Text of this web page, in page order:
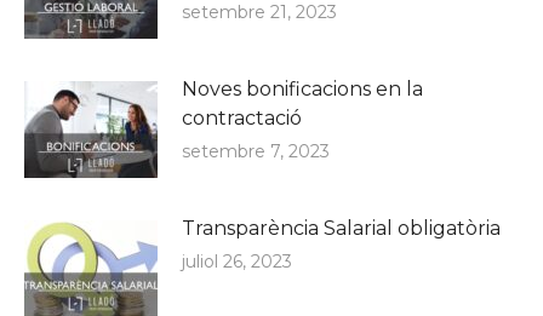
setembre 21, 2023
Noves bonificacions en la
contractació
setembre 7, 2023
Transparència Salarial obligatòria
juliol 26, 2023